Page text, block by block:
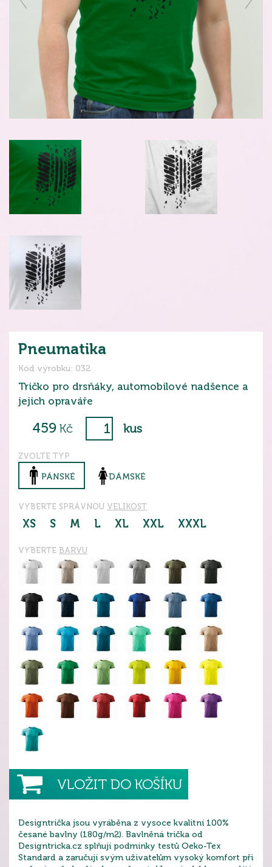
Pneumatika
Kód výrobku: 032
Tričko pro drsňáky, automobilové nadšence a
jejich opraváře
459 Kč kus
ZVOLTE TYP
PÁNSKÉ DÁMSKÉ
VYBERTE SPRÁVNOU VELIKOST
XS S M L XL XXL XXXL
VYBERTE BARVU
VLOŽIT DO KOŠÍKU
Designtrička jsou vyráběna z vysoce kvalitní 100%
česané bavlny (180g/m2). Bavlněná trička od
Designtricka.cz splňují podmínky testů Oeko-Tex
Standard a zaručují svým uživatelům vysoký komfort při